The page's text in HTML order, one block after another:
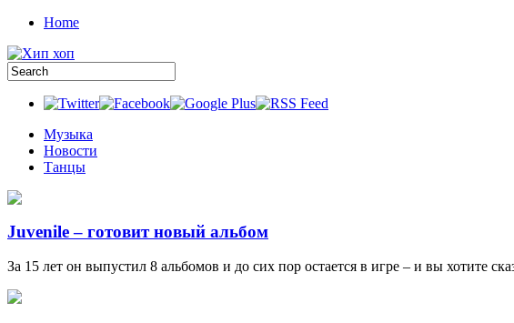
Home
Музыка
Новости
Танцы
Juvenile – готовит новый альбом
За 15 лет он выпустил 8 альбомов и до сих пор остается в игре – и вы хотите